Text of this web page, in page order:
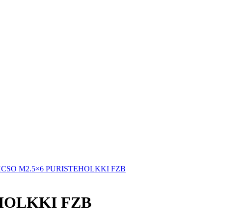
M2.5×6 PURISTEHOLKKI FZB
FZB